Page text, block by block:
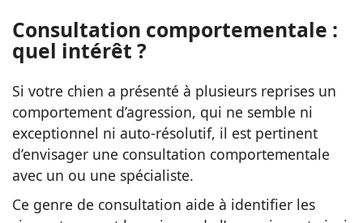
Consultation comportementale :
quel intérêt ?
Si votre chien a présenté à plusieurs reprises un
comportement d’agression, qui ne semble ni
exceptionnel ni auto-résolutif, il est pertinent
d’envisager une consultation comportementale
avec un ou une spécialiste.
Ce genre de consultation aide à identifier les